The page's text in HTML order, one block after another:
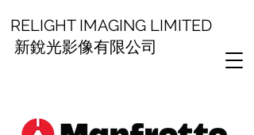
RELIGHT IMAGING LIMITED
新銳光影像有限公司